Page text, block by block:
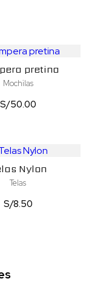
pretina
Mochilas
S/50.00
Nylon
Telas
S/8.50